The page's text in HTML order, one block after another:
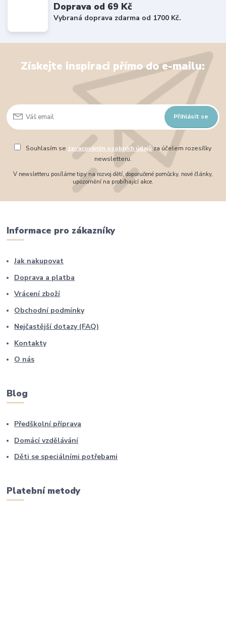
Doprava od 69 Kč
Vybraná doprava zdarma od 1700 Kč.
Získejte inspiraci přímo do e-mailu:
Přihlásit se
Souhlasím se zpracováním osobních údajůza účelem rozesílky
newsletteru.
V newsletteru posíláme tipy na rozvoj dětí, doporučené pomůcky, nové články,
upozornění na probíhající akce.
Informace pro zákazníky
Jak nakupovat
Doprava a platba
Vrácení zboží
Obchodní podmínky
Nejčastější dotazy (FAQ)
Kontakty
O nás
Blog
Předškolní příprava
Domácí vzdělávání
Děti se speciálními potřebami
Platební metody